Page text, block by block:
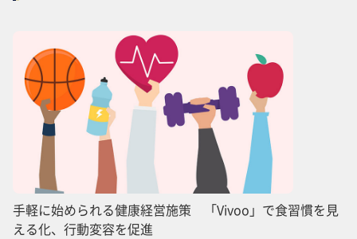
手軽に始められる健康経営施策 「Vivoo」で食習慣を見
える化、行動変容を促進